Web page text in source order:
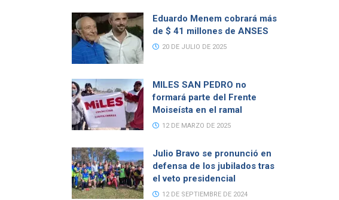
Eduardo Menem cobrará más
de $ 41 millones de ANSES
20 DE JULIO DE 2025
MILES SAN PEDRO no
formará parte del Frente
Moiseísta en el ramal
12 DE MARZO DE 2025
Julio Bravo se pronunció en
defensa de los jubilados tras
el veto presidencial
12 DE SEPTIEMBRE DE 2024